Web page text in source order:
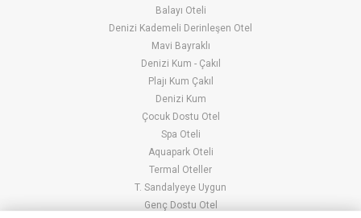
Balayı Oteli
Denizi Kademeli Derinleşen Otel
Mavi Bayraklı
Denizi Kum - Çakıl
Plajı Kum Çakıl
Denizi Kum
Çocuk Dostu Otel
Spa Oteli
Aquapark Oteli
Termal Oteller
T. Sandalyeye Uygun
Genç Dostu Otel